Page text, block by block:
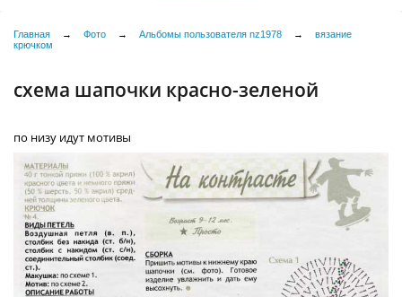
Главная → Фото → Альбомы пользователя nz1978 →
вязание
крючком
схема шапочки красно-зеленой
по низу идут мотивы